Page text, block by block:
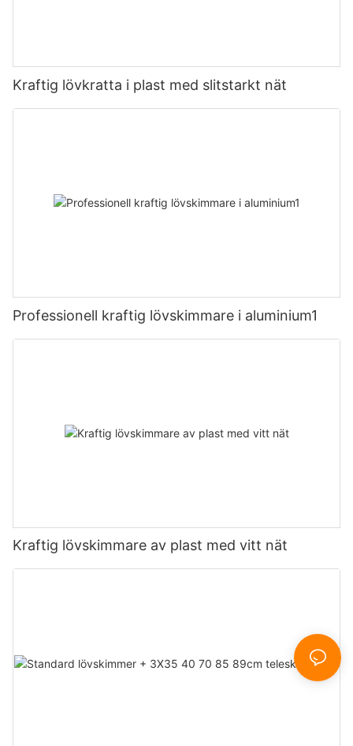
Kraftig lövkratta i plast med slitstarkt nät
Professionell kraftig lövskimmare i aluminium1
Kraftig lövskimmare av plast med vitt nät